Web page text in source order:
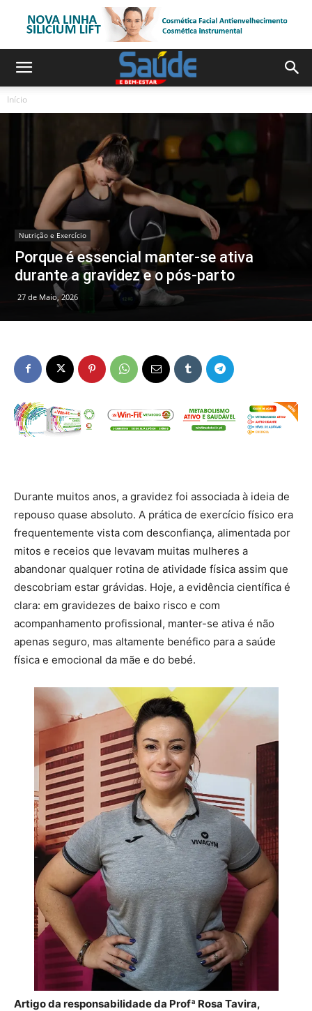
Início
Nutrição e Exercício
Porque é essencial manter-se ativa
durante a gravidez e o pós-parto
27 de Maio, 2026
Durante muitos anos, a gravidez foi associada à ideia de
repouso quase absoluto. A prática de exercício físico era
frequentemente vista com desconfiança, alimentada por
mitos e receios que levavam muitas mulheres a
abandonar qualquer rotina de atividade física assim que
descobriam estar grávidas. Hoje, a evidência científica é
clara: em gravidezes de baixo risco e com
acompanhamento profissional, manter-se ativa é não
apenas seguro, mas altamente benéfico para a saúde
física e emocional da mãe e do bebé.
Artigo da responsabilidade da Profª Rosa Tavira,